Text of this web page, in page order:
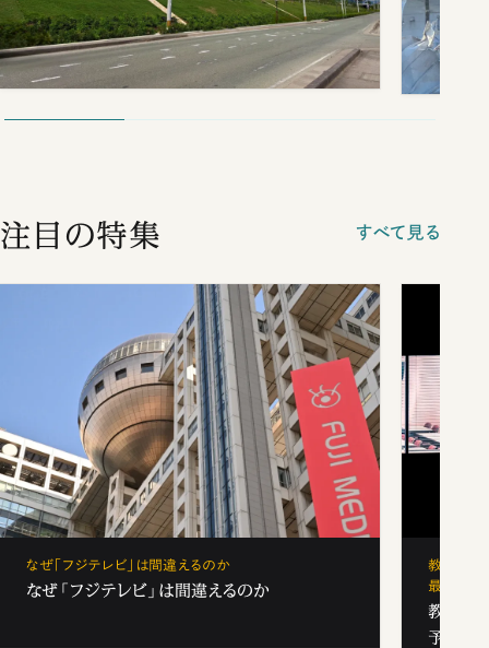
注目の特集 すべて見る
なぜ「フジテレビ」は間違えるのか
なぜ「フジテレビ」は間違えるのか
教育の地
最新勢力
教育の
予備校